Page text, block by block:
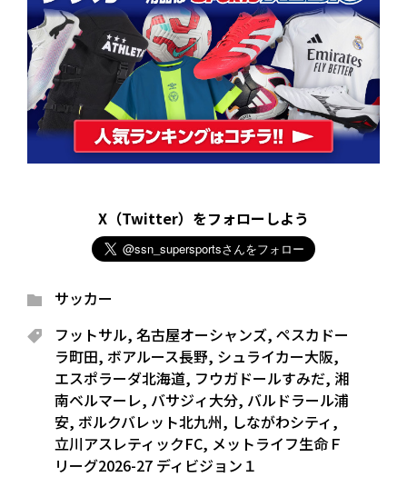
X（Twitter）をフォローしよう
サッカー
フットサル, 名古屋オーシャンズ, ペスカドー
ラ町田, ボアルース長野, シュライカー大阪,
エスポラーダ北海道, フウガドールすみだ, 湘
南ベルマーレ, バサジィ大分, バルドラール浦
安, ボルクバレット北九州, しながわシティ,
立川アスレティックFC, メットライフ生命Ｆ
リーグ2026-27 ディビジョン１